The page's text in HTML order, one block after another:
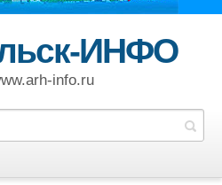
ИНФО
info.ru